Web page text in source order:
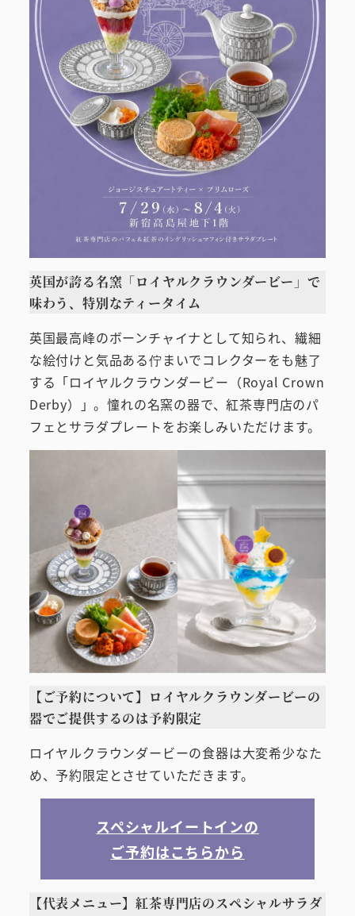
英国が誇る名窯「ロイヤルクラウンダービー」で
味わう、特別なティータイム
英国最高峰のボーンチャイナとして知られ、繊細
な絵付けと気品ある佇まいでコレクターをも魅了
する「ロイヤルクラウンダービー（Royal Crown
Derby）」。憧れの名窯の器で、紅茶専門店のパ
フェとサラダプレートをお楽しみいただけます。
【ご予約について】ロイヤルクラウンダービーの
器でご提供するのは予約限定
ロイヤルクラウンダービーの食器は大変希少なた
め、予約限定とさせていただきます。
スペシャルイートインの
ご予約はこちらから
【代表メニュー】紅茶専門店のスペシャルサラダ